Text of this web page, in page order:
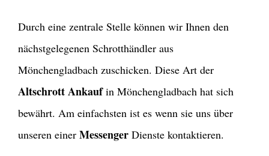
Durch eine zentrale Stelle können wir Ihnen den
nächstgelegenen Schrotthändler aus
Mönchengladbach zuschicken. Diese Art der
Altschrott Ankaufin Mönchengladbach hat sich
bewährt. Am einfachsten ist es wenn sie uns über
unseren einer Messenger Dienste kontaktieren.